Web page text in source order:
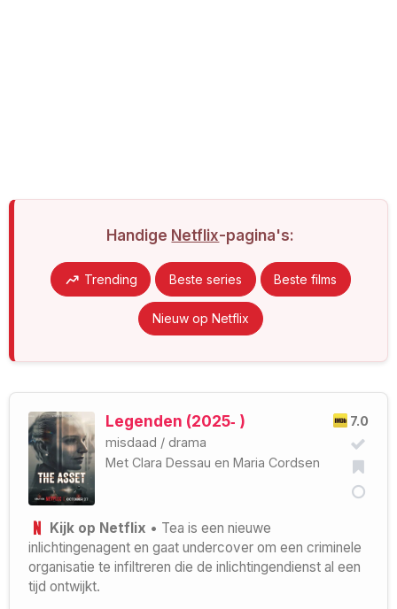
Handige Netflix-pagina's:
Trending Beste series Beste films
Nieuw op Netflix
7.0
Legenden (2025‑ )
misdaad / drama
Met Clara Dessau en Maria Cordsen
Kijk op Netflix • Tea is een nieuwe
inlichtingenagent en gaat undercover om een criminele
organisatie te infiltreren die de inlichtingendienst al een
tijd ontwijkt.